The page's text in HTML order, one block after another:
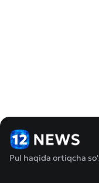
Pul haqida ortiqcha